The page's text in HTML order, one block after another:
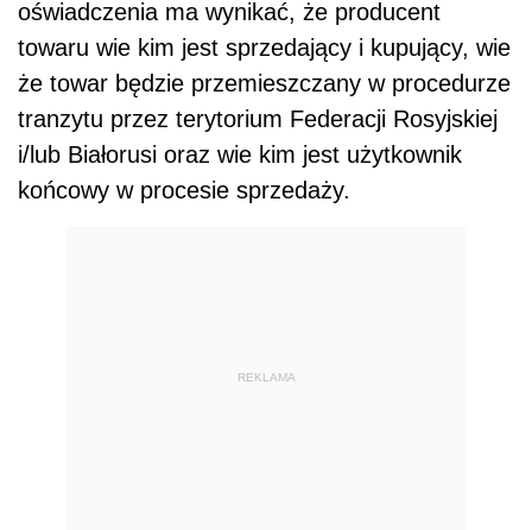
oświadczenia ma wynikać, że producent
towaru wie kim jest sprzedający i kupujący, wie
że towar będzie przemieszczany w procedurze
tranzytu przez terytorium Federacji Rosyjskiej
i/lub Białorusi oraz wie kim jest użytkownik
końcowy w procesie sprzedaży.
REKLAMA